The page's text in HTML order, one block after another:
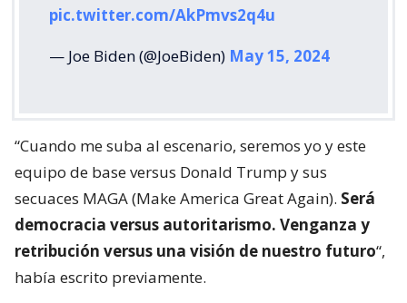
pic.twitter.com/AkPmvs2q4u
— Joe Biden (@JoeBiden) May 15, 2024
“Cuando me suba al escenario, seremos yo y este
equipo de base versus Donald Trump y sus
secuaces MAGA (Make America Great Again). Será
democracia versus autoritarismo. Venganza y
retribución versus una visión de nuestro futuro“,
había escrito previamente.